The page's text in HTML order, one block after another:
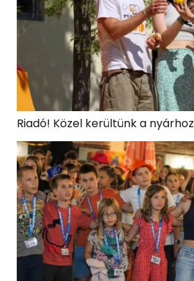
Riadó! Közel kerültünk a nyárhoz